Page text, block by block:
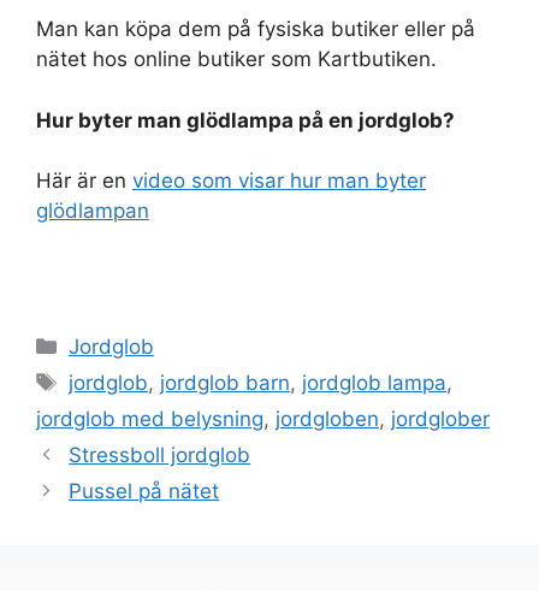
Man kan köpa dem på fysiska butiker eller på
nätet hos online butiker som Kartbutiken.
Hur byter man glödlampa på en jordglob?
Här är en video som visar hur man byter
glödlampan
Categories
Jordglob
Tags
jordglob, jordglob barn, jordglob lampa,
jordglob med belysning, jordgloben, jordglober
Stressboll jordglob
Pussel på nätet